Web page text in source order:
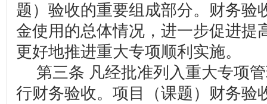
题）验收的重要组成部分。财务验
金使用的总体情况，进一步促进提
更好地推进重大专项顺利实施。
第三条 凡经批准列入重大专项
行财务验收。项目（课题）财务验